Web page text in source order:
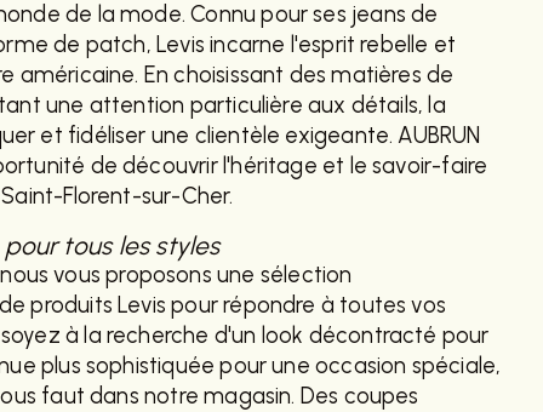
de la mode. Connu pour ses jeans de
de patch, Levis incarne l'esprit rebelle et
américaine. En choisissant des matières de
une attention particulière aux détails, la
et fidéliser une clientèle exigeante. AUBRUN
de découvrir l'héritage et le savoir-faire
Florent-sur-Cher.
tous les styles
nous vous proposons une sélection
produits Levis pour répondre à toutes vos
à la recherche d'un look décontracté pour
plus sophistiquée pour une occasion spéciale,
faut dans notre magasin. Des coupes